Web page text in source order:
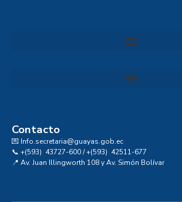
Contacto
💌 Info.secretaria@guayas.gob.ec
📞 +(593) 43727-600 / +(593) 42511-677
📍 Av. Juan Illingworth 108 y Av. Simón Bolívar